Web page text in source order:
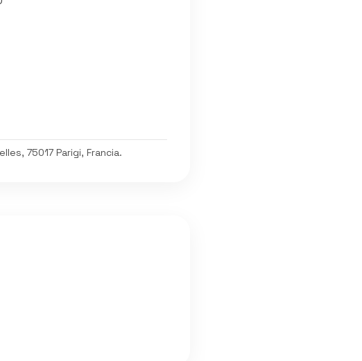
75017 Parigi, Francia.